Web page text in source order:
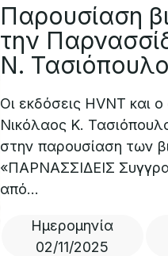
26/11/2025
Παρουσίαση
την
Ν.
Οι εκδόσεις HVNT και
Νικόλαος Κ.
στην παρουσίαση των
«ΠΑΡΝΑΣΣΙΔΕΙΣ
από...
Ημερομηνία
02/11/2025